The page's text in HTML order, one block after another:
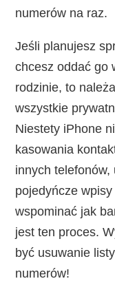
numerów na raz.
Jeśli planujesz
chcesz oddać go
rodzinie, to
wszystkie
Niestety iPhone
kasowania
innych
pojedyńcze
wspominać jak
jest ten proces.
być usuwanie
numerów!